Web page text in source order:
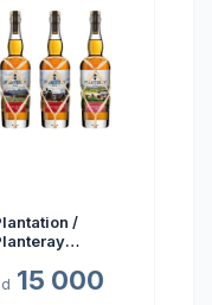
/
Single
15 000